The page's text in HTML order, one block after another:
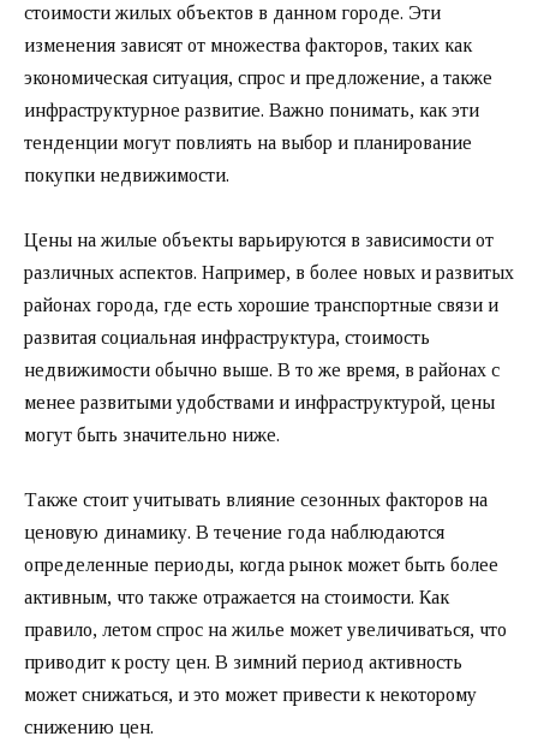
стоимости жилых объектов в данном городе. Эти
изменения зависят от множества факторов, таких как
экономическая ситуация, спрос и предложение, а также
инфраструктурное развитие. Важно понимать, как эти
тенденции могут повлиять на выбор и планирование
покупки недвижимости.
Цены на жилые объекты варьируются в зависимости от
различных аспектов. Например, в более новых и развитых
районах города, где есть хорошие транспортные связи и
развитая социальная инфраструктура, стоимость
недвижимости обычно выше. В то же время, в районах с
менее развитыми удобствами и инфраструктурой, цены
могут быть значительно ниже.
Также стоит учитывать влияние сезонных факторов на
ценовую динамику. В течение года наблюдаются
определенные периоды, когда рынок может быть более
активным, что также отражается на стоимости. Как
правило, летом спрос на жилье может увеличиваться, что
приводит к росту цен. В зимний период активность
может снижаться, и это может привести к некоторому
снижению цен.